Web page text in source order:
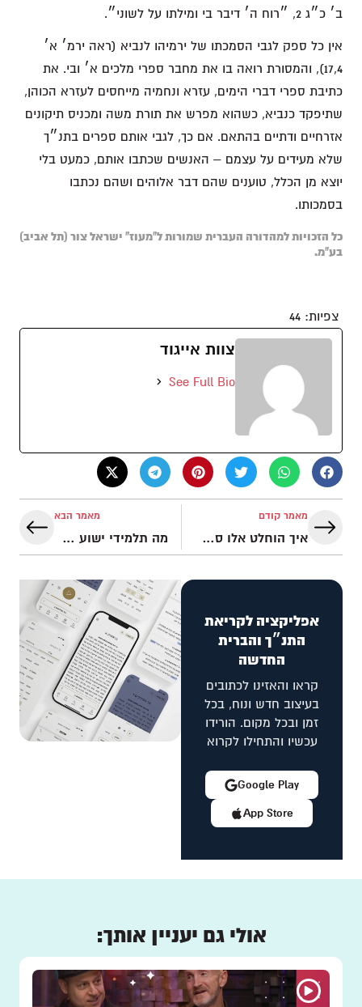
ב׳ כ״ג 2, ״רוח ה׳ דיבר בי ומילתו על לשוני״.
אין כל ספק לגבי הסמכתו של ירמיהו לנביא (ראה ירמ׳ א׳
17,4), והמסורת רואה בו את מחבר ספרי מלכים א׳ ובי. את
כתיבת ספרי דברי הימים, עזרא ונחמיה מייחסים לעזרא הכוהן,
שתיפקד כנביא, כשהוא מפרש את תורת משה ומכניס תיקונים
אזרחיים ודתיים בהתאם. אם כך, לגבי אותם ספרים בתנ״ך
שלא מעידים על עצמם – האנשים שכתבו אותם, כמעט בלי
יוצא מן הכלל, טוענים שהם דבר אלוהים ושהם נכתבו
בסמכותו.
כל הזכויות למהדורה העברית שמורות ל"מעוז" ישראל צור (תל אביב)
בע"מ.
צפיות: 44
צוות אייגוד
See Full Bio
מאמר קודם
איך הוחלט אלו ספרים יכללו בקאנון התנ"ך והברית החדשה?
מאמר הבא
מה תלמידי ישוע האמינו אודות התנ"ך?
אפליקציה לקריאת
התנ״ך והברית
החדשה
קראו והאזינו לכתובים
בעיצוב חדש ונוח, בכל
זמן ובכל מקום. הורידו
עכשיו והתחילו לקרוא
App Store
Google Play
אולי גם יעניין אותך: